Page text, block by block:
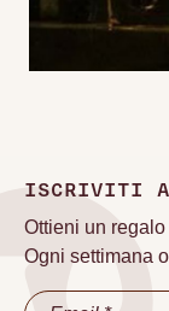
ISCRIVITI
Ottieni un
Ogni settimana